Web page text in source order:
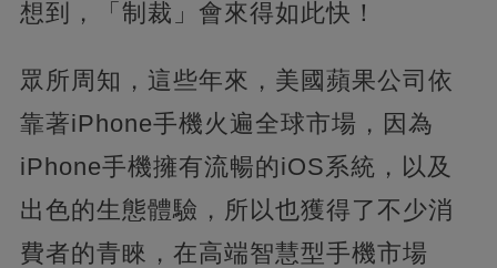
想到，「制裁」會來得如此快！
眾所周知，這些年來，美國蘋果公司依
靠著iPhone手機火遍全球市場，因為
iPhone手機擁有流暢的iOS系統，以及
出色的生態體驗，所以也獲得了不少消
費者的青睞，在高端智慧型手機市場